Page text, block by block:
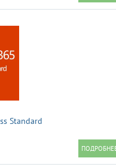
Standard